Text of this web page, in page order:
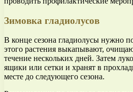
Зимовка гладиолусов
В конце сезона гладиолусы нужно
этого растения выкапывают,
течение нескольких дней. Затем
ящики или сетки и хранят в
месте до следующего сезона.